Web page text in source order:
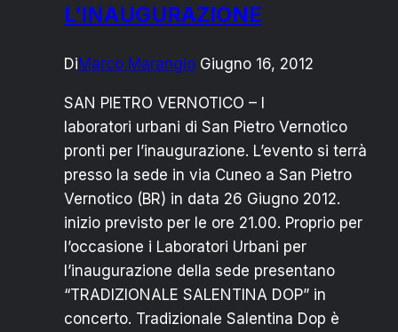
L’INAUGURAZIONE
DiMarco Marangio Giugno 16, 2012
SAN PIETRO VERNOTICO – I
laboratori urbani di San Pietro Vernotico
pronti per l’inaugurazione. L’evento si terrà
presso la sede in via Cuneo a San Pietro
Vernotico (BR) in data 26 Giugno 2012.
inizio previsto per le ore 21.00. Proprio per
l’occasione i Laboratori Urbani per
l’inaugurazione della sede presentano
“TRADIZIONALE SALENTINA DOP” in
concerto. Tradizionale Salentina Dop è